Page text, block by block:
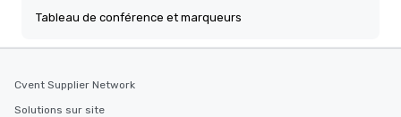
Tableau de conférence et marqueurs
Cvent Supplier Network
Solutions sur site